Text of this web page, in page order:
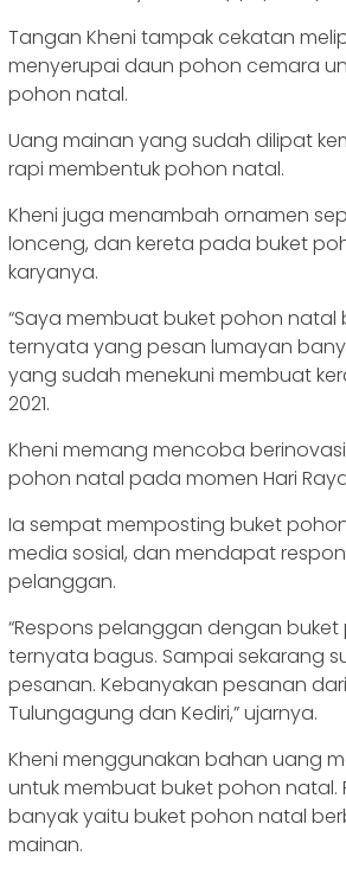
Tangan Kheni tampak cekatan
menyerupai daun pohon cemara
pohon natal.
Uang mainan yang sudah dilipat
rapi membentuk pohon natal.
Kheni juga menambah ornamen
lonceng, dan kereta pada buket
karyanya.
“Saya membuat buket pohon natal
ternyata yang pesan lumayan
yang sudah menekuni membuat
2021.
Kheni memang mencoba
pohon natal pada momen Hari
Ia sempat memposting buket
media sosial, dan mendapat
pelanggan.
“Respons pelanggan dengan
ternyata bagus. Sampai sekarang
pesanan. Kebanyakan pesanan
Tulungagung dan Kediri,” ujarnya.
Kheni menggunakan bahan uang
untuk membuat buket pohon natal.
banyak yaitu buket pohon natal
mainan.